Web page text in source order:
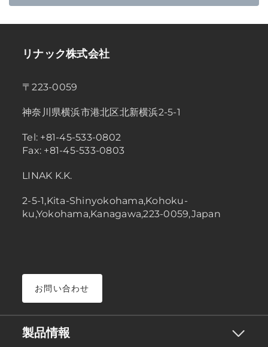
リナック株式会社
〒223-0059
神奈川県横浜市港北区北新横浜2-5-1
Tel: +81-45-533-0802
Fax: +81-45-533-0803
LINAK K.K.
2-5-1,Kita-Shinyokohama,Kohoku-
ku,Yokohama,Kanagawa,223-0059,Japan
お問い合わせ
製品情報